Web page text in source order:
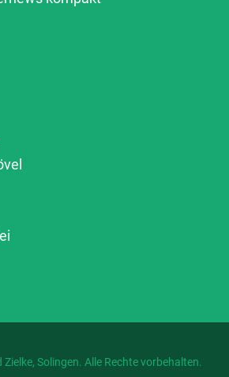
Solingen. Alle Rechte vorbehalten.